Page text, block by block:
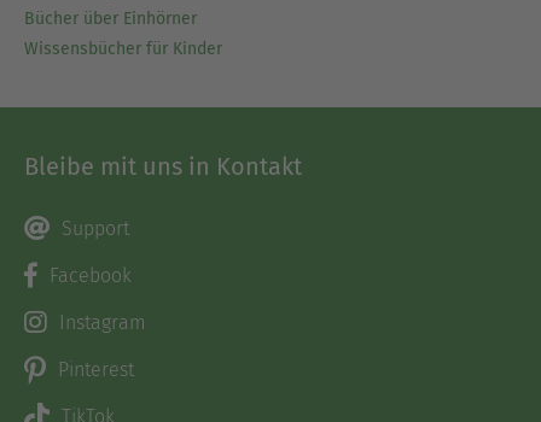
Bücher über Einhörner
Wissensbücher für Kinder
Bleibe mit uns in Kontakt
Support
Facebook
Instagram
Pinterest
TikTok